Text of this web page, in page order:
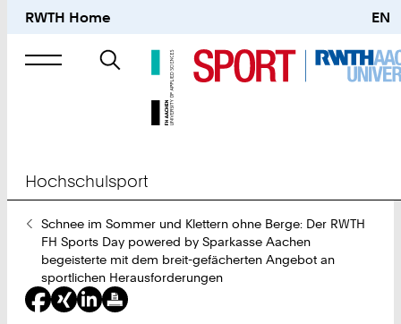
RWTH Home EN
Suche
nach
Hochschulsport
Sie
sind
hier:
Schnee im Sommer und Klettern ohne Berge: Der RWTH
FH Sports Day powered by Sparkasse Aachen
begeisterte mit dem breit-gefächerten Angebot an
sportlichen Herausforderungen